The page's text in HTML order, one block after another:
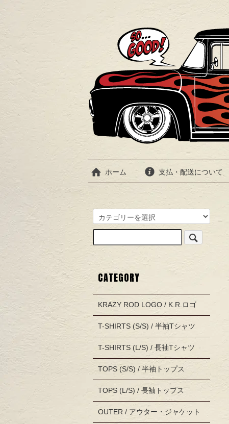
ホーム 支払・配送について
CATEGORY
KRAZY ROD LOGO / K.R.ロゴ
T-SHIRTS (S/S) / 半袖Tシャツ
T-SHIRTS (L/S) / 長袖Tシャツ
TOPS (S/S) / 半袖トップス
TOPS (L/S) / 長袖トップス
OUTER / アウター・ジャケット